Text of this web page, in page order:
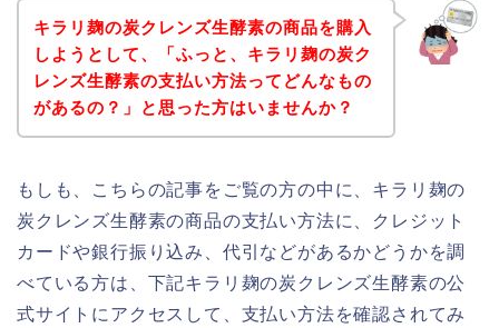
キラリ麹の炭クレンズ生酵素の商品を購入
しようとして、「ふっと、キラリ麹の炭ク
レンズ生酵素の支払い方法ってどんなもの
があるの？」と思った方はいませんか？
もしも、こちらの記事をご覧の方の中に、キラリ麹の
炭クレンズ生酵素の商品の支払い方法に、クレジット
カードや銀行振り込み、代引などがあるかどうかを調
べている方は、下記キラリ麹の炭クレンズ生酵素の公
式サイトにアクセスして、支払い方法を確認されてみ